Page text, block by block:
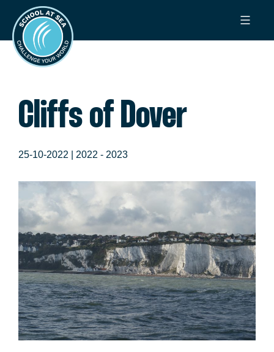
naar
inhoud
School
at
Sea
Cliffs of Dover
25-10-2022 | 2022 - 2023